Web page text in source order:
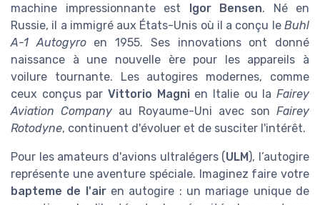
machine impressionnante est
Igor Bensen. Né en
Russie, il a immigré aux États-Unis où il a conçu le Buhl
A-1 Autogyroen 1955. Ses innovations ont donné
naissance à une nouvelle ère pour les appareils à
voilure tournante. Les autogires modernes, comme
ceux conçus par Vittorio Magnien Italie ou laFairey
Aviation Company au Royaume-Uni avec son Fairey
Rotodyne, continuent d'évoluer et de susciter l'intérêt.
Pour les amateurs d'avions ultralégers (ULM ), l’autogire
représente une aventure spéciale. Imaginez faire votre
bapteme de l'airen autogire : un mariage unique de